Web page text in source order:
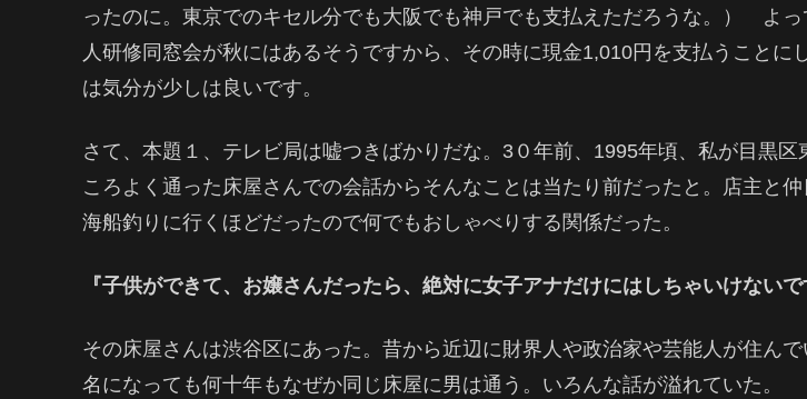
ったのに。東京でのキセル分でも大阪でも神戸でも支払えただろうな。） よ
人研修同窓会が秋にはあるそうですから、その時に現金1,010円を支払うこと
は気分が少しは良いです。
さて、本題１、テレビ局は嘘つきばかりだな。3０年前、1995年頃、私が目黒区
ころよく通った床屋さんでの会話からそんなことは当たり前だったと。店主と
海船釣りに行くほどだったので何でもおしゃべりする関係だった。
『子供ができて、お嬢さんだったら、絶対に女子アナだけにはしちゃいけないで
その床屋さんは渋谷区にあった。昔から近辺に財界人や政治家や芸能人が住ん
名になっても何十年もなぜか同じ床屋に男は通う。いろんな話が溢れていた。